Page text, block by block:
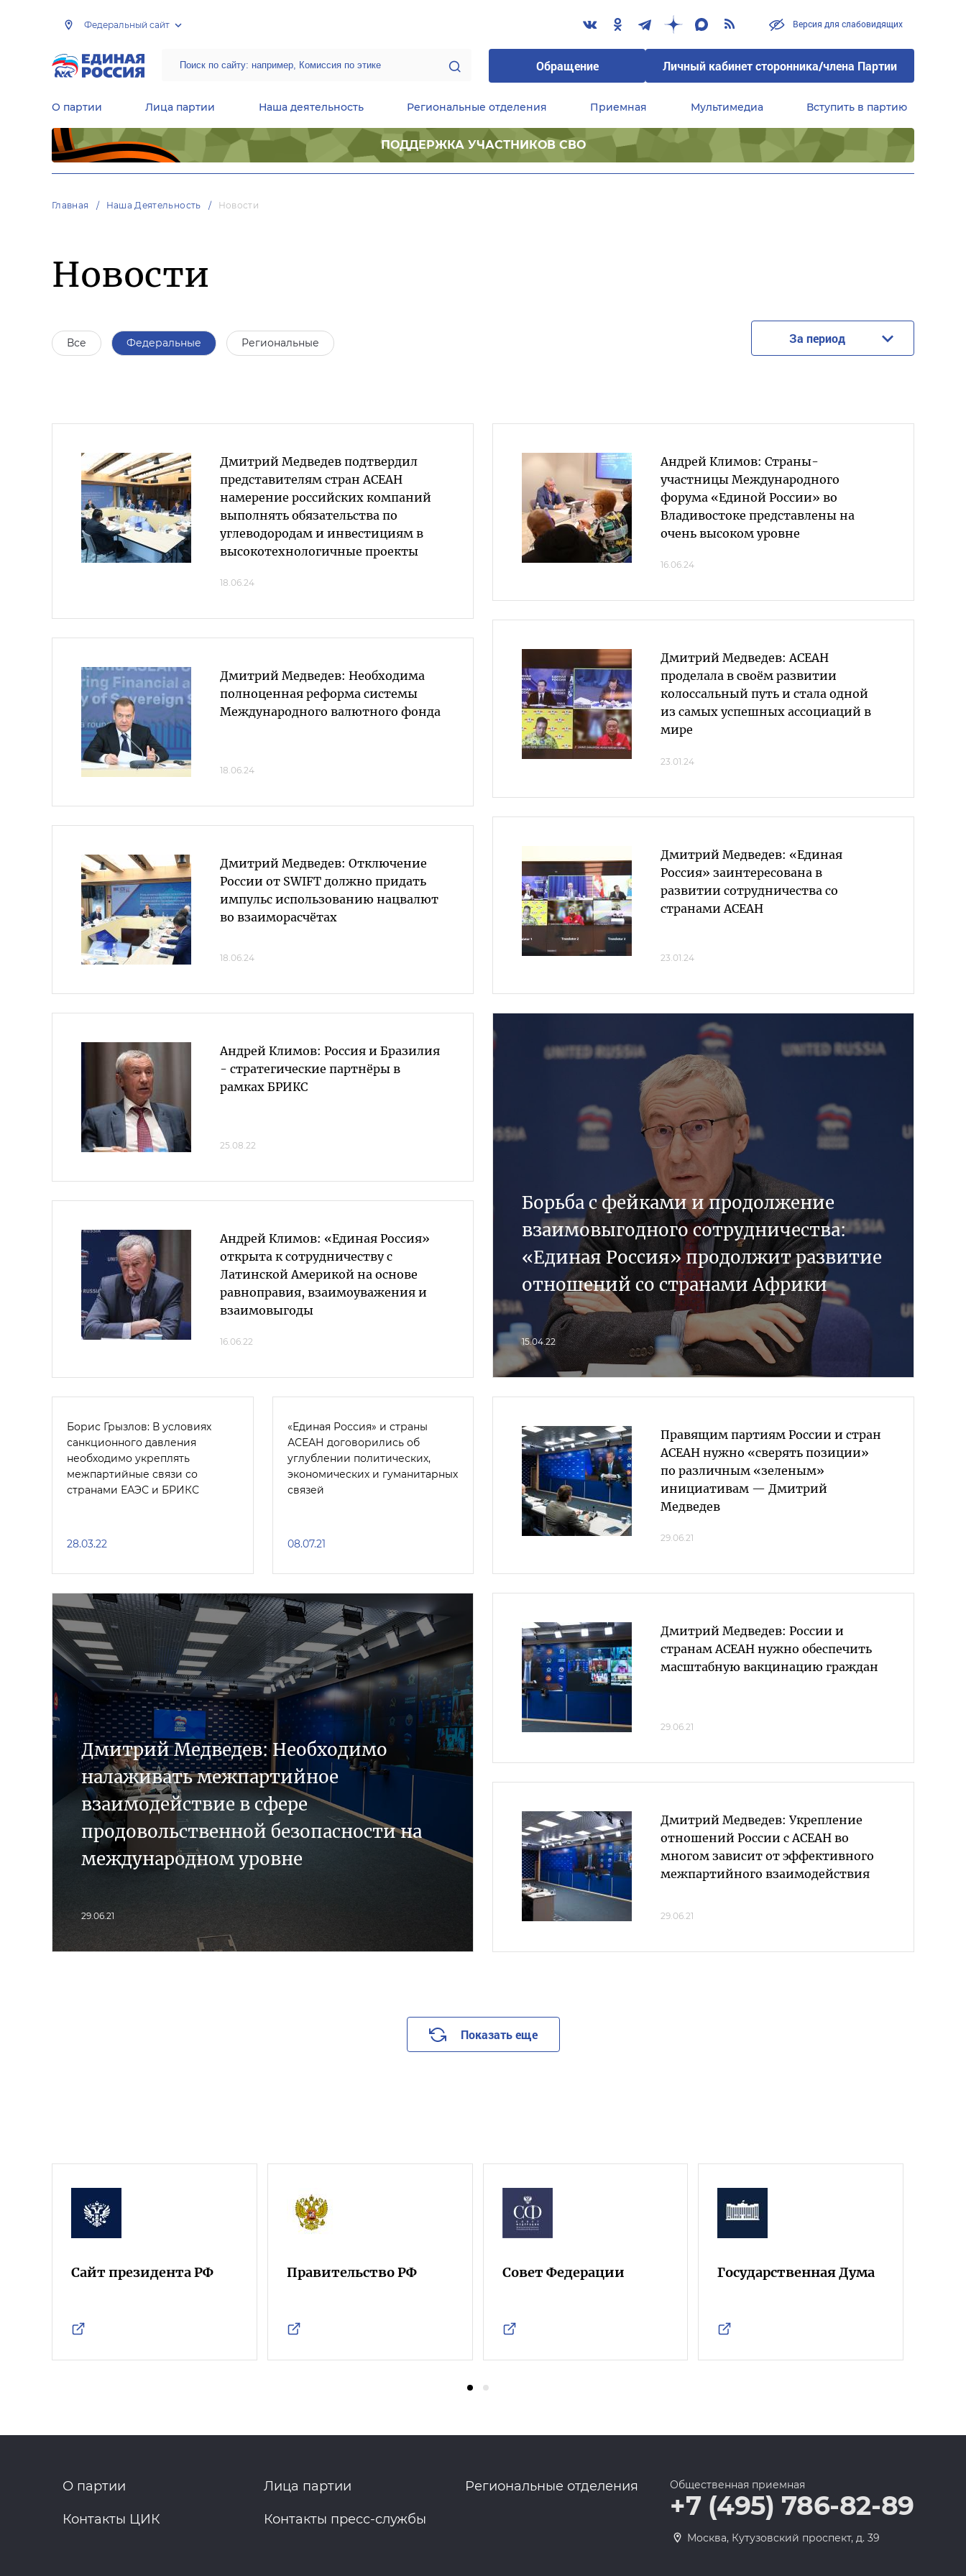
Федеральный сайт Версия для слабовидящих
Обращение Личный кабинет сторонника/члена Партии
О партии Лица партии Наша деятельность Региональные отделения Приемная Мультимедиа Вступить в партию
ПОДДЕРЖКА УЧАСТНИКОВ СВО
Главная Наша Деятельность Новости
Новости
Все Федеральные Региональные За период
Дмитрий Медведев подтвердил
представителям стран АСЕАН
намерение российских компаний
выполнять обязательства по
углеводородам и инвестициям в
высокотехнологичные проекты
18.06.24
Дмитрий Медведев: Необходима
полноценная реформа системы
Международного валютного фонда
18.06.24
Дмитрий Медведев: Отключение
России от SWIFT должно придать
импульс использованию нацвалют
во взаиморасчётах
18.06.24
Андрей Климов: Страны-
участницы Международного
форума «Единой России» во
Владивостоке представлены на
очень высоком уровне
16.06.24
Дмитрий Медведев: АСЕАН
проделала в своём развитии
колоссальный путь и стала одной
из самых успешных ассоциаций в
мире
23.01.24
Дмитрий Медведев: «Единая
Россия» заинтересована в
развитии сотрудничества со
странами АСЕАН
23.01.24
Андрей Климов: Россия и Бразилия
- стратегические партнёры в
рамках БРИКС
25.08.22
Андрей Климов: «Единая Россия»
открыта к сотрудничеству с
Латинской Америкой на основе
равноправия, взаимоуважения и
взаимовыгоды
16.06.22
Борьба с фейками и продолжение
взаимовыгодного сотрудничества:
«Единая Россия» продолжит развитие
отношений со странами Африки
15.04.22
Борис Грызлов: В условиях
санкционного давления
необходимо укреплять
межпартийные связи со
странами ЕАЭС и БРИКС
28.03.22
«Единая Россия» и страны
АСЕАН договорились об
углублении политических,
экономических и гуманитарных
связей
08.07.21
Правящим партиям России и стран
АСЕАН нужно «сверять позиции»
по различным «зеленым»
инициативам — Дмитрий
Медведев
29.06.21
Дмитрий Медведев: Необходимо
налаживать межпартийное
взаимодействие в сфере
продовольственной безопасности на
международном уровне
29.06.21
Дмитрий Медведев: России и
странам АСЕАН нужно обеспечить
масштабную вакцинацию граждан
29.06.21
Дмитрий Медведев: Укрепление
отношений России с АСЕАН во
многом зависит от эффективного
межпартийного взаимодействия
29.06.21
Показать еще
Сайт президента РФ Правительство РФ Совет Федерации Государственная Дума
О партии Лица партии Региональные отделения
Контакты ЦИК Контакты пресс-службы
Общественная приемная
+7 (495) 786-82-89
Москва, Кутузовский проспект, д. 39